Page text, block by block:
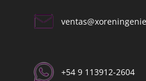
+54 9 113912-2604​